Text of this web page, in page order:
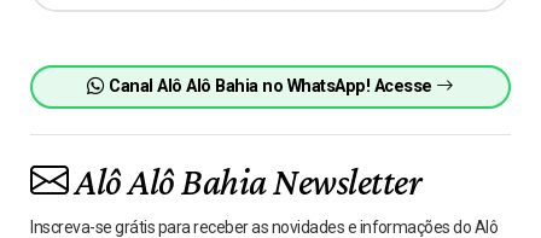
Canal Alô Alô Bahia no WhatsApp! Acesse
Alô Alô Bahia Newsletter
Inscreva-se grátis para receber as novidades e informações do Alô